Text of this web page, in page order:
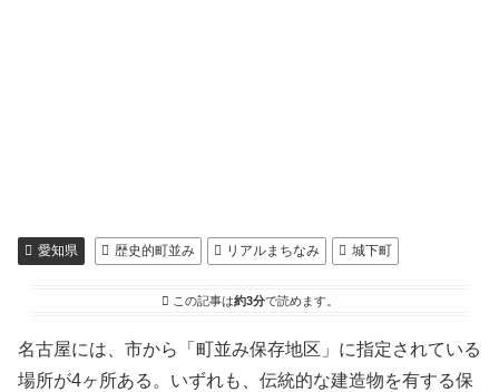
愛知県 歴史的町並み リアルまちなみ 城下町
この記事は約3分で読めます。
名古屋には、市から「町並み保存地区」に指定されている
場所が4ヶ所ある。いずれも、伝統的な建造物を有する保